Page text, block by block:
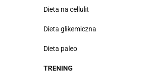
Dieta na cellulit
Dieta glikemiczna
Dieta paleo
TRENING